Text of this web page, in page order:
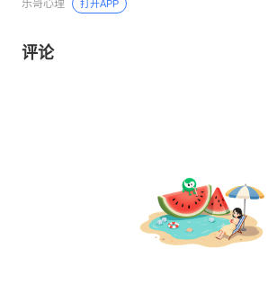
乐哥心理 打开APP
评论